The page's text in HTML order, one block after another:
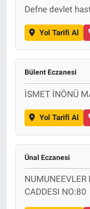
Defne devlet
Yol Tarifi Al
Bülent Eczanesi
İSMET İNÖNÜ
Yol Tarifi Al
Ünal Eczanesi
NUMUNEEVLER
CADDESI NO:80